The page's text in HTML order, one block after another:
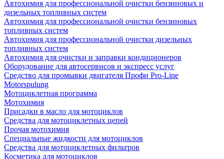
Автохимия для профессиональной очистки бензиновых и
дизельных топливных систем
Автохимия для профессиональной очистки бензиновых
топливных систем
Автохимия для профессиональной очистки дизельных
топливных систем
Автохимия для очистки и заправки кондиционеров
Оборудование для автосервисов и экспресс услуг
Средство для промывки двигателя Профи Pro-Line
Motorspulung
Мотоциклетная программа
Мотохимия
Присадки в масло для мотоциклов
Средства для мотоциклетных цепей
Прочая мотохимия
Специальные жидкости для мотоциклов
Средства для мотоциклетных фильтров
Косметика для мотоциклов